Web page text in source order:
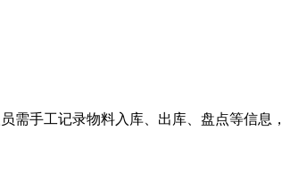
需手工记录物料入库、出库、盘点等信